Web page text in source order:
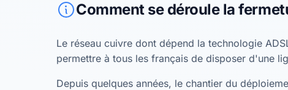
Comment se déroule la
Le réseau cuivre dont dépend la technologie
permettre à tous les français de disposer d'une
Depuis quelques années, le chantier du